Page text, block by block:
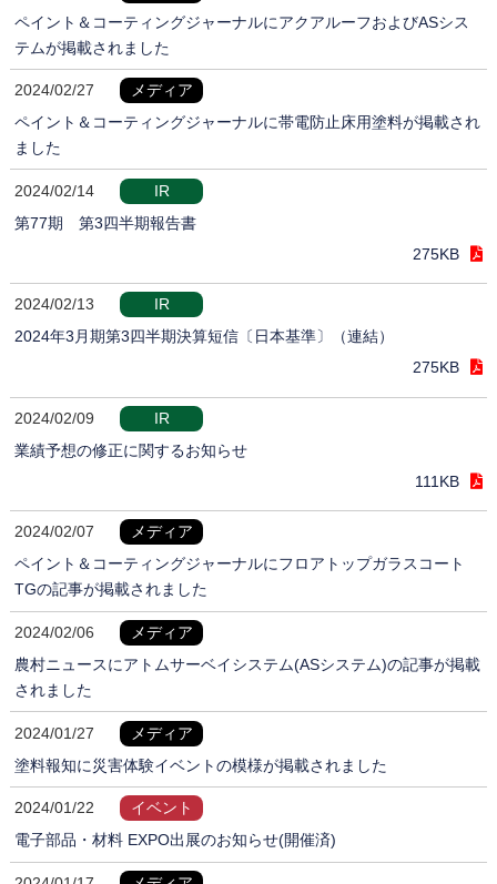
ペイント＆コーティングジャーナルにアクアルーフおよびASシス
テムが掲載されました
2024/02/27
メディア
ペイント＆コーティングジャーナルに帯電防止床用塗料が掲載され
ました
2024/02/14
IR
第77期 第3四半期報告書
275KB
2024/02/13
IR
2024年3月期第3四半期決算短信〔日本基準〕（連結）
275KB
2024/02/09
IR
業績予想の修正に関するお知らせ
111KB
2024/02/07
メディア
ペイント＆コーティングジャーナルにフロアトップガラスコート
TGの記事が掲載されました
2024/02/06
メディア
農村ニュースにアトムサーベイシステム(ASシステム)の記事が掲載
されました
2024/01/27
メディア
塗料報知に災害体験イベントの模様が掲載されました
2024/01/22
イベント
電子部品・材料 EXPO出展のお知らせ(開催済)